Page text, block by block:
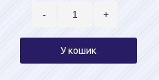
- +
У кошик